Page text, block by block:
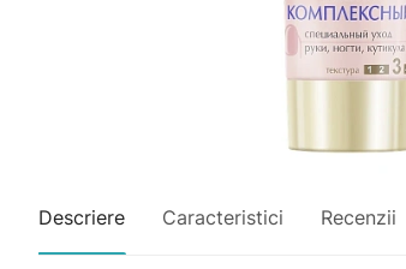
Descriere Caracteristici Recenzii